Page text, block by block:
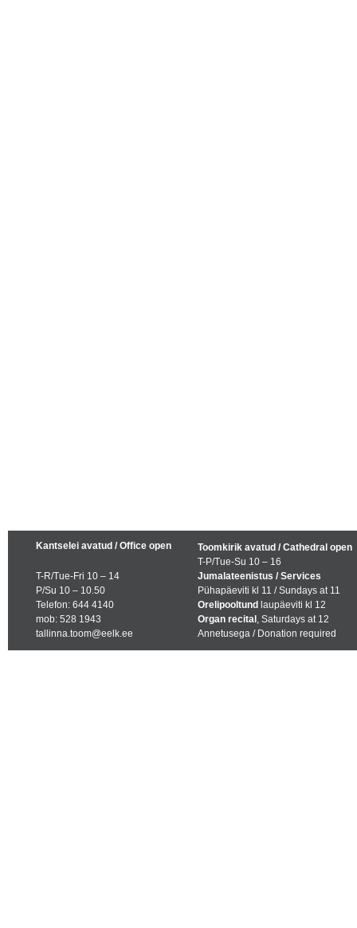
Kantselei avatud / Office open
T-R/Tue-Fri 10 – 14
P/Su 10 – 10.50
Telefon: 644 4140
mob: 528 1943
tallinna.toom@eelk.ee
Toomkirik avatud / Cathedral open
T-P/Tue-Su 10 – 16
Jumalateenistus / Services
Pühapäeviti kl 11 / Sundays at 11
Orelipooltund laupäeviti kl 12
Organ recital , Saturdays at 12
Annetusega / Donation required